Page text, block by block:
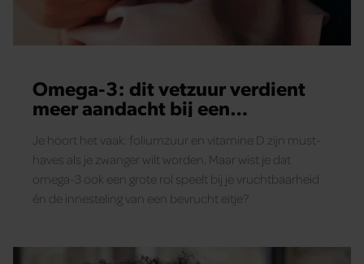
Omega-3: dit vetzuur verdient
meer aandacht bij een
Je hoort het vaak: foliumzuur en vitamine D zijn must-
haves als je zwanger wilt worden. Maar wist je dat
omega-3 ook een grote rol speelt bij je vruchtbaarheid
én de innesteling van een bevrucht eitje?